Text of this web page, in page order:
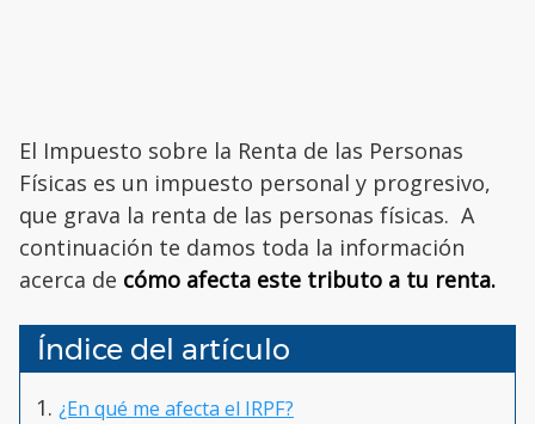
El Impuesto sobre la Renta de las Personas
Físicas es un impuesto personal y progresivo,
que grava la renta de las personas físicas. A
continuación te damos toda la información
acerca de cómo afecta este tributo a tu renta.
Índice del artículo
¿En qué me afecta el IRPF?